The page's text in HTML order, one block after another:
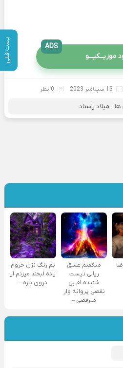
پست قبلی موزیــکیـــو
ADS
13 سپتامبر 2023 0 نظر
: میلاد راستاد
میگفتم عشق
ریالی نیست
شنیده ام بی
نقصی پروانه وار
میرقصی –
بم زنگ نزن حروم
زاده لبخند میزنم از
درون پاره –